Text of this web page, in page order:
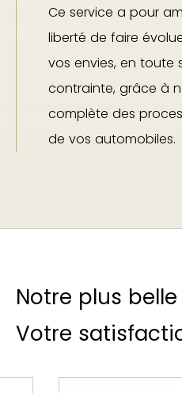
Ce service a pour
liberté de faire
vos envies, en toute
contrainte, grâce à
complète des
de vos automobiles.
Notre plus
Votre